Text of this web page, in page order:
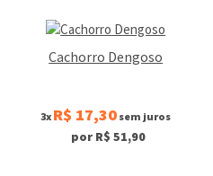
Cachorro Dengoso
3x R$ 17,30 sem juros
por R$ 51,90